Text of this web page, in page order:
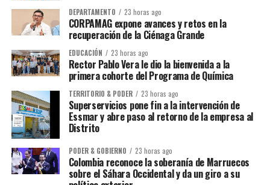
DEPARTAMENTO 23 horas ago
CORPAMAG expone avances y retos en la
recuperación de la Ciénaga Grande
EDUCACIÓN 23 horas ago
Rector Pablo Vera le dio la bienvenida a la
primera cohorte del Programa de Química
TERRITORIO & PODER 23 horas ago
Superservicios pone fin a la intervención de
Essmar y abre paso al retorno de la empresa al
Distrito
PODER & GOBIERNO 23 horas ago
Colombia reconoce la soberanía de Marruecos
sobre el Sáhara Occidental y da un giro a su